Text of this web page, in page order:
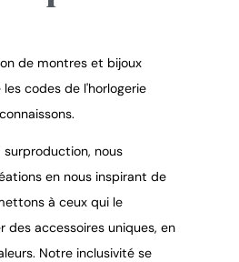
de montres et bijoux
codes de l'horlogerie
nous
en nous inspirant de
à ceux qui le
accessoires uniques, en
Notre inclusivité se